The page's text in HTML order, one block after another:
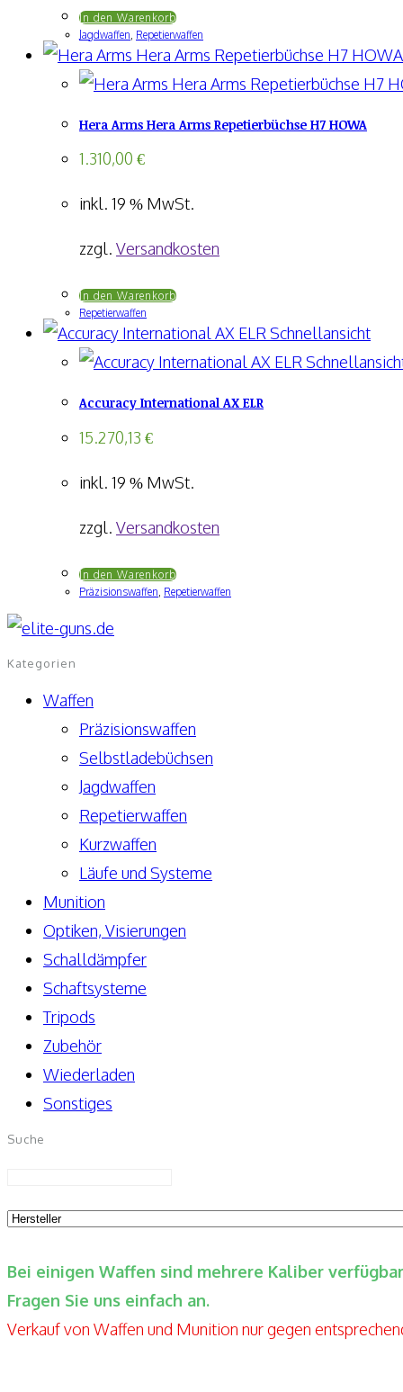
In den Warenkorb
Jagdwaffen, Repetierwaffen
Hera Arms Hera Arms Repetierbüchse H7 HOWA
1.310,00 €
inkl. 19 % MwSt.
zzgl. Versandkosten
In den Warenkorb
Repetierwaffen
Schnellansicht
Accuracy International AX ELR
15.270,13 €
inkl. 19 % MwSt.
zzgl. Versandkosten
In den Warenkorb
Präzisionswaffen Repetierwaffen
Kategorien
Waffen
Präzisionswaffen
Selbstladebüchsen
Jagdwaffen
Repetierwaffen
Kurzwaffen
Läufe und Systeme
Munition
Optiken, Visierungen
Schalldämpfer
Schaftsysteme
Tripods
Zubehör
Wiederladen
Sonstiges
Suche
Bei einigen Waffen sind mehrere Kaliber
Fragen Sie uns einfach an.
Verkauf von Waffen und Munition nur gegen